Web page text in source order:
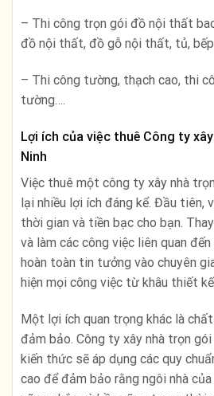
– Thi công trọn gói đồ nội thất
đồ nội thất, đồ gỗ nội thất, tủ,
– Thi công tường, thạch cao, thi
tường….
Lợi ích của việc thuê Công ty
Ninh
Việc thuê một công ty xây nhà
lại nhiều lợi ích đáng kể. Đầu tiên,
thời gian và tiền bạc cho bạn.
và làm các công việc liên quan
hoàn toàn tin tưởng vào chuyên
hiện mọi công việc từ khâu thiết
Một lợi ích quan trọng khác là
đảm bảo. Công ty xây nhà trọn
kiến thức sẽ áp dụng các quy
cao để đảm bảo rằng ngôi nhà